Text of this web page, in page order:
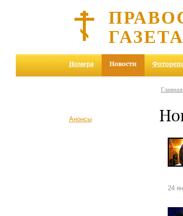
ГАЗЕТА
Номера Новости
Анонсы
Главная
24